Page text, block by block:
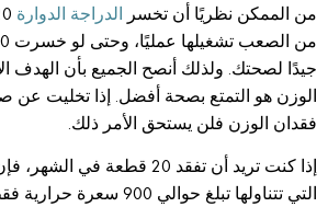
من الممكن نظريًا أن تخسر الدراجة الدوارة
جيدًا لصحتك. ولذلك أنصح الجميع بأن الهدف
الوزن هو التمتع بصحة أفضل. إذا تخليت
فقدان الوزن فلن يستحق الأمر ذلك.
إذا كنت تريد أن تفقد 20 قطعة
التي تتناولها تبلغ حوالي